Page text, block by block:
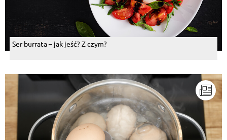
Ser burrata – jak jeść? Z czym?